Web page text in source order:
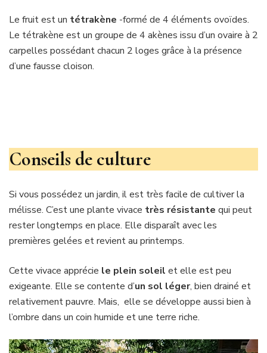
Le fruit est un tétrakène -formé de 4 éléments ovoïdes.
Le tétrakène est un groupe de 4 akènes issu d’un ovaire à 2
carpelles possédant chacun 2 loges grâce à la présence
d’une fausse cloison.
Conseils de culture
Si vous possédez un jardin, il est très facile de cultiver la
mélisse. C’est une plante vivace très résistante qui peut
rester longtemps en place. Elle disparaît avec les
premières gelées et revient au printemps.
Cette vivace apprécie le plein soleil et elle est peu
exigeante. Elle se contente d’un sol léger, bien drainé et
relativement pauvre. Mais, elle se développe aussi bien à
l’ombre dans un coin humide et une terre riche.